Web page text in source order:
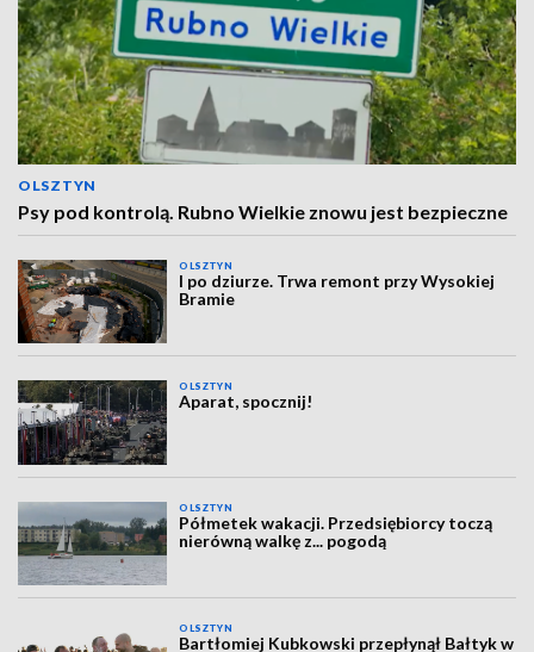
OLSZTYN
Psy pod kontrolą. Rubno Wielkie znowu jest bezpieczne
OLSZTYN
I po dziurze. Trwa remont przy Wysokiej
Bramie
OLSZTYN
Aparat, spocznij!
OLSZTYN
Półmetek wakacji. Przedsiębiorcy toczą
nierówną walkę z... pogodą
OLSZTYN
Bartłomiej Kubkowski przepłynął Bałtyk w